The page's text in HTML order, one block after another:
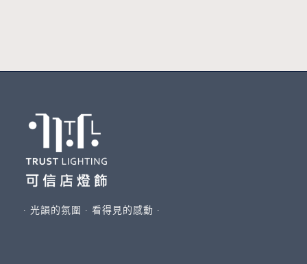
∙ 光韻的氛圍 ∙ 看得見的感動 ∙